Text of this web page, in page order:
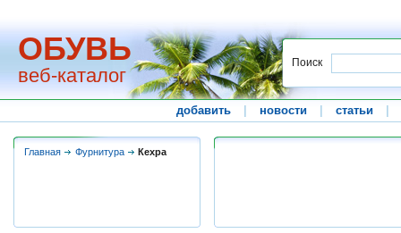
ОБУВЬ
веб-каталог
Поиск
добавить новости статьи
Главная Фурнитура Кехра